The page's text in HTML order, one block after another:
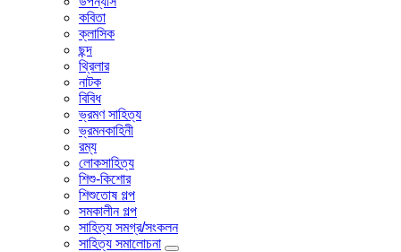
কবিতা
ক্লাসিক
ছন্দ
থ্রিলার
নাটক
বিবিধ
ভ্রমণ সাহিত্য
ভ্রমনকাহিনী
রম্য
লোকসাহিত্য
শিশু-কিশোর
শিশুতোষ গল্প
সমকালীন গল্প
সাহিত্য সমগ্র/সংকলন
সাহিত্য সমালোচনা